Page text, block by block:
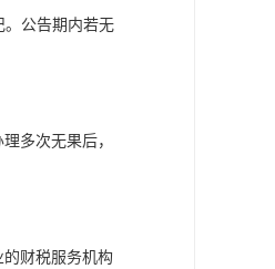
。公告期内若无
多次无果后，
财税服务机构